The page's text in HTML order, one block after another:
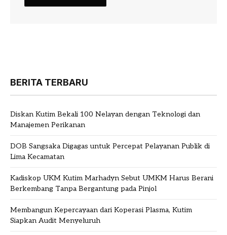
BERITA TERBARU
Diskan Kutim Bekali 100 Nelayan dengan Teknologi dan
Manajemen Perikanan
DOB Sangsaka Digagas untuk Percepat Pelayanan Publik di
Lima Kecamatan
Kadiskop UKM Kutim Marhadyn Sebut UMKM Harus Berani
Berkembang Tanpa Bergantung pada Pinjol
Membangun Kepercayaan dari Koperasi Plasma, Kutim
Siapkan Audit Menyeluruh